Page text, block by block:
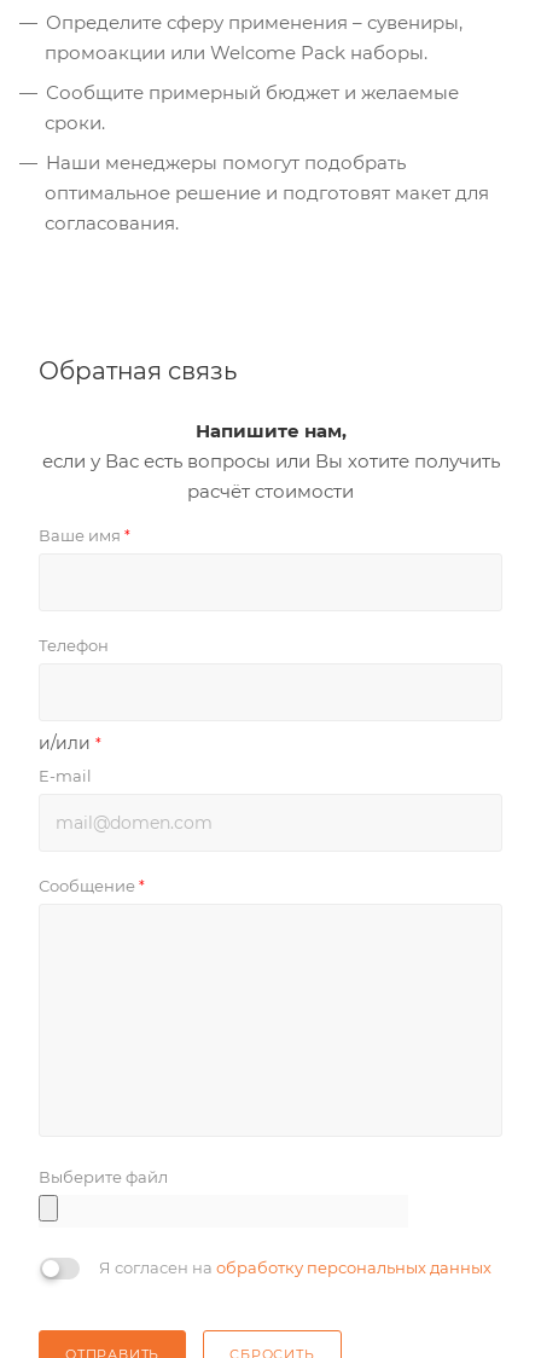
Определите сферу применения – сувениры,
промоакции или Welcome Pack наборы.
Сообщите примерный бюджет и желаемые
сроки.
Наши менеджеры помогут подобрать
оптимальное решение и подготовят макет для
согласования.
Обратная связь
Напишите нам,
если у Вас есть вопросы или Вы хотите получить
расчёт стоимости
Ваше имя *
Телефон
и/или *
E-mail
Сообщение *
Выберите файл
Я согласен на обработку персональных данных
ОТПРАВИТЬ СБРОСИТЬ